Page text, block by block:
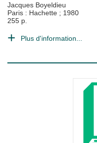
Jacques Boyeldieu
Paris : Hachette ; 1980
255 p.
Plus d'information...